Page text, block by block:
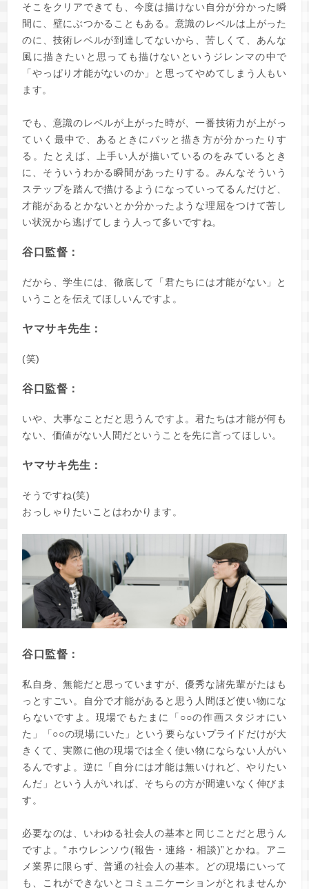
そこをクリアできても、今度は描けない自分が分かった瞬
間に、壁にぶつかることもある。意識のレベルは上がった
のに、技術レベルが到達してないから、苦しくて、あんな
風に描きたいと思っても描けないというジレンマの中で
「やっぱり才能がないのか」と思ってやめてしまう人もい
ます。
でも、意識のレベルが上がった時が、一番技術力が上がっ
ていく最中で、あるときにパッと描き方が分かったりす
る。たとえば、上手い人が描いているのをみているとき
に、そういうわかる瞬間があったりする。みんなそういう
ステップを踏んで描けるようになっていってるんだけど、
才能があるとかないとか分かったような理屈をつけて苦し
い状況から逃げてしまう人って多いですね。
谷口監督：
だから、学生には、徹底して「君たちには才能がない」と
いうことを伝えてほしいんですよ。
ヤマサキ先生：
(笑)
谷口監督：
いや、大事なことだと思うんですよ。君たちは才能が何も
ない、価値がない人間だということを先に言ってほしい。
ヤマサキ先生：
そうですね(笑)
おっしゃりたいことはわかります。
谷口監督：
私自身、無能だと思っていますが、優秀な諸先輩がたはも
っとすごい。自分で才能があると思う人間ほど使い物にな
らないですよ。現場でもたまに「○○の作画スタジオにい
た」「○○の現場にいた」という要らないプライドだけが大
きくて、実際に他の現場では全く使い物にならない人がい
るんですよ。逆に「自分には才能は無いけれど、やりたい
んだ」という人がいれば、そちらの方が間違いなく伸びま
す。
必要なのは、いわゆる社会人の基本と同じことだと思うん
ですよ。“ホウレンソウ(報告・連絡・相談)”とかね。アニ
メ業界に限らず、普通の社会人の基本。どの現場にいって
も、これができないとコミュニケーションがとれませんか